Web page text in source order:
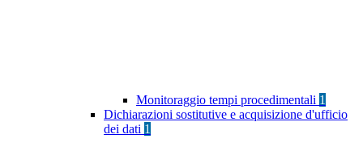
Monitoraggio tempi procedimentali 1
Dichiarazioni sostitutive e acquisizione d'ufficio
dei dati 1